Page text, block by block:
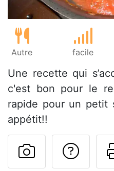
Autre facile
Une recette qui
c'est bon pour le
rapide pour un petit
appétit!!